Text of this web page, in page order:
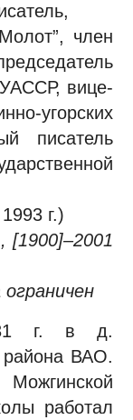
член
вице-
угорских
писатель
г.)
[1900]–2001
г. в д.
района ВАО.
работал